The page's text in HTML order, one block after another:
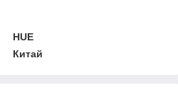
HUE
Китай